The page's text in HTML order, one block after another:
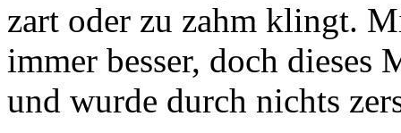
zart oder zu zahm klingt.
immer besser, doch dieses
und wurde durch nichts